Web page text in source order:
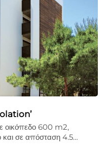
οικόπεδο 600 m2,
και σε απόσταση 4.5…